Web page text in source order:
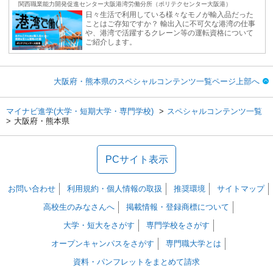
関西職業能力開発促進センター大阪港湾労働分所（ポリテクセンター大阪港）
日々生活で利用している様々なモノが輸入品だった
ことはご存知ですか？ 輸出入に不可欠な港湾の仕事
や、港湾で活躍するクレーン等の運転資格について
ご紹介します。
大阪府・熊本県のスペシャルコンテンツ一覧ページ上部へ
マイナビ進学(大学・短期大学・専門学校)
スペシャルコンテンツ一覧
大阪府・熊本県
PCサイト表示
お問い合わせ 利用規約・個人情報の取扱 推奨環境
サイトマップ
高校生のみなさんへ
掲載情報・登録商標について
大学・短大をさがす
専門学校をさがす
オープンキャンパスをさがす
専門職大学とは
資料・パンフレットをまとめて請求